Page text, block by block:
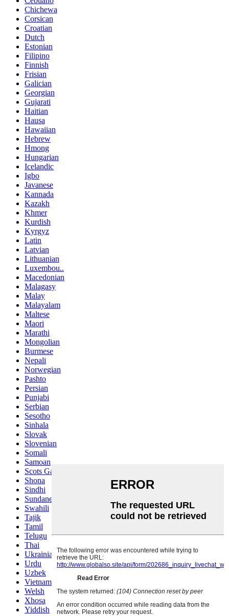
Chichewa
Corsican
Croatian
Dutch
Estonian
Filipino
Finnish
Frisian
Galician
Georgian
Gujarati
Haitian
Hausa
Hawaiian
Hebrew
Hmong
Hungarian
Icelandic
Igbo
Javanese
Kannada
Kazakh
Khmer
Kurdish
Kyrgyz
Latin
Latvian
Lithuanian
Luxembou..
Macedonian
Malagasy
Malay
Malayalam
Maltese
Maori
Marathi
Mongolian
Burmese
Nepali
Norwegian
Pashto
Persian
Punjabi
Serbian
Sesotho
Sinhala
Slovak
Slovenian
Somali
Samoan
Scots Gaelic
Shona
Sindhi
Sundanese
Swahili
Tajik
Tamil
Telugu
Thai
Ukrainian
Urdu
Uzbek
Vietnamese
Welsh
Xhosa
Yiddish